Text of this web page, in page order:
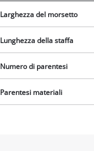
Larghezza del morsetto
Lunghezza della staffa
Numero di parentesi
Parentesi materiali